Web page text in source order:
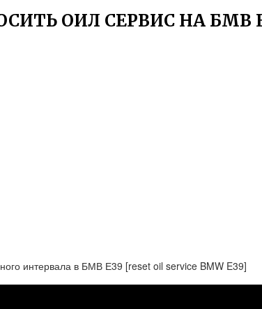
ОИЛ СЕРВИС НА БМВ
интервала в БМВ Е39 [reset oil service BMW E39]